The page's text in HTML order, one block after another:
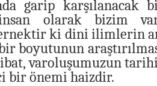
garip karşılanacak
olarak bizim
ki dini ilimlerin
boyutunun
varoluşumuzun
bir önemi haizdir.